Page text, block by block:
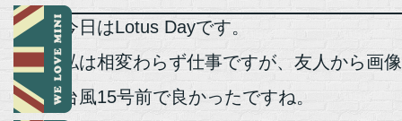
今日はLotus Dayです。
私は相変わらず仕事ですが、友人から画
台風15号前で良かったですね。